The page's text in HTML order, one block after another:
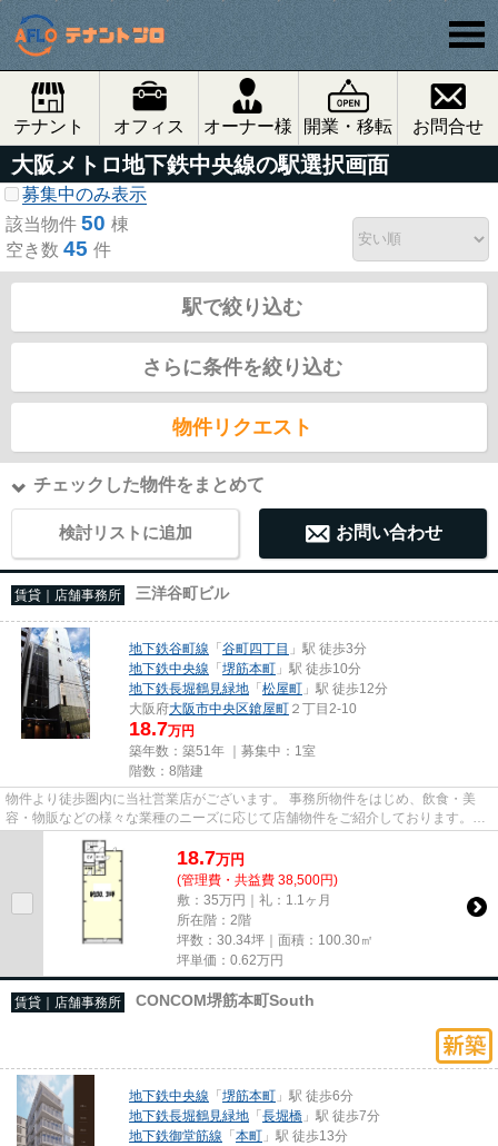
テナント オフィス オーナー様 開業・移転 お問合せ
大阪メトロ地下鉄中央線の駅選択画面
募集中のみ表示
該当物件 50 棟
空き数 45 件
駅で絞り込む
さらに条件を絞り込む
物件リクエスト
チェックした物件をまとめて
検討リストに追加 お問い合わせ
賃貸｜店舗事務所 三洋谷町ビル
地下鉄谷町線 「谷町四丁目 」駅 徒歩3分
地下鉄中央線 「堺筋本町 」駅 徒歩10分
地下鉄長堀鶴見緑地 「松屋町 」駅 徒歩12分
大阪府大阪市中央区鎗屋町 ２丁目2-10
18.7万円
築年数：築51年 ｜募集中： 1室
階数：8階建
物件より徒歩圏内に当社営業店がございます。 事務所物件をはじめ、飲食・美
容・物販などの様々な業種のニーズに応じて店舗物件をご紹介しております。
尚、弊社ではおとり広告は一切...
18.7万円
(管理費・共益費 38,500円)
敷：35万円｜礼：1.1ヶ月
所在階：2階
坪数：30.34坪｜面積：100.30㎡
坪単価： 0.62万円
賃貸｜店舗事務所 CONCOM堺筋本町South
地下鉄中央線 「堺筋本町 」駅 徒歩6分
地下鉄長堀鶴見緑地 「長堀橋 」駅 徒歩7分
地下鉄御堂筋線 「本町 」駅 徒歩13分